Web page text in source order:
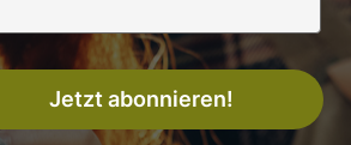
Jetzt abonnieren!